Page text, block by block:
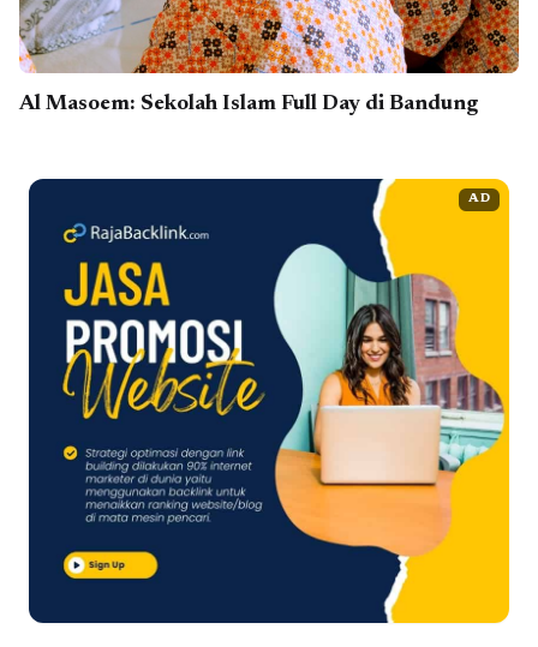
Al Masoem: Sekolah Islam Full Day di Bandung
AD